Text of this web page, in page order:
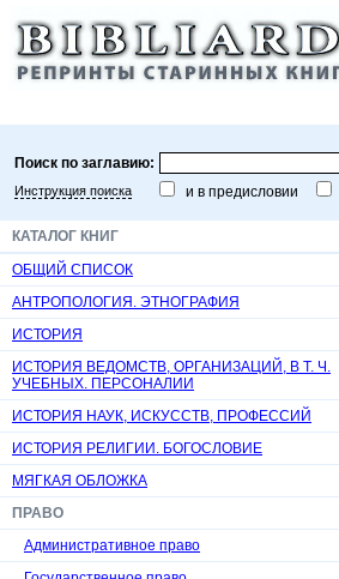
Поиск по заглавию:
Инструкция поиска и в предисловии
КАТАЛОГ КНИГ
ОБЩИЙ СПИСОК
АНТРОПОЛОГИЯ. ЭТНОГРАФИЯ
ИСТОРИЯ
ИСТОРИЯ ВЕДОМСТВ, ОРГАНИЗАЦИЙ, В Т. Ч.
УЧЕБНЫХ. ПЕРСОНАЛИИ
ИСТОРИЯ НАУК, ИСКУССТВ, ПРОФЕССИЙ
ИСТОРИЯ РЕЛИГИИ. БОГОСЛОВИЕ
МЯГКАЯ ОБЛОЖКА
ПРАВО
Административное право